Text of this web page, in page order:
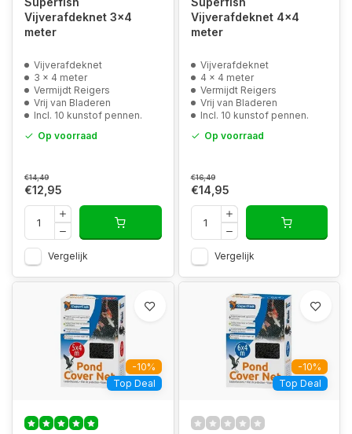
Vijverafdeknet 3x4
meter
Vijverafdeknet
3 x 4 meter
Vermijdt Reigers
Vrij van Bladeren
Incl. 10 kunstof pennen.
Op voorraad
€14,49
€12,95
Vergelijk
Vijverafdeknet 4x4
meter
Vijverafdeknet
4 x 4 meter
Vermijdt Reigers
Vrij van Bladeren
Incl. 10 kunstof pennen.
Op voorraad
€16,49
€14,95
Vergelijk
-10%
Top Deal
-10%
Top Deal